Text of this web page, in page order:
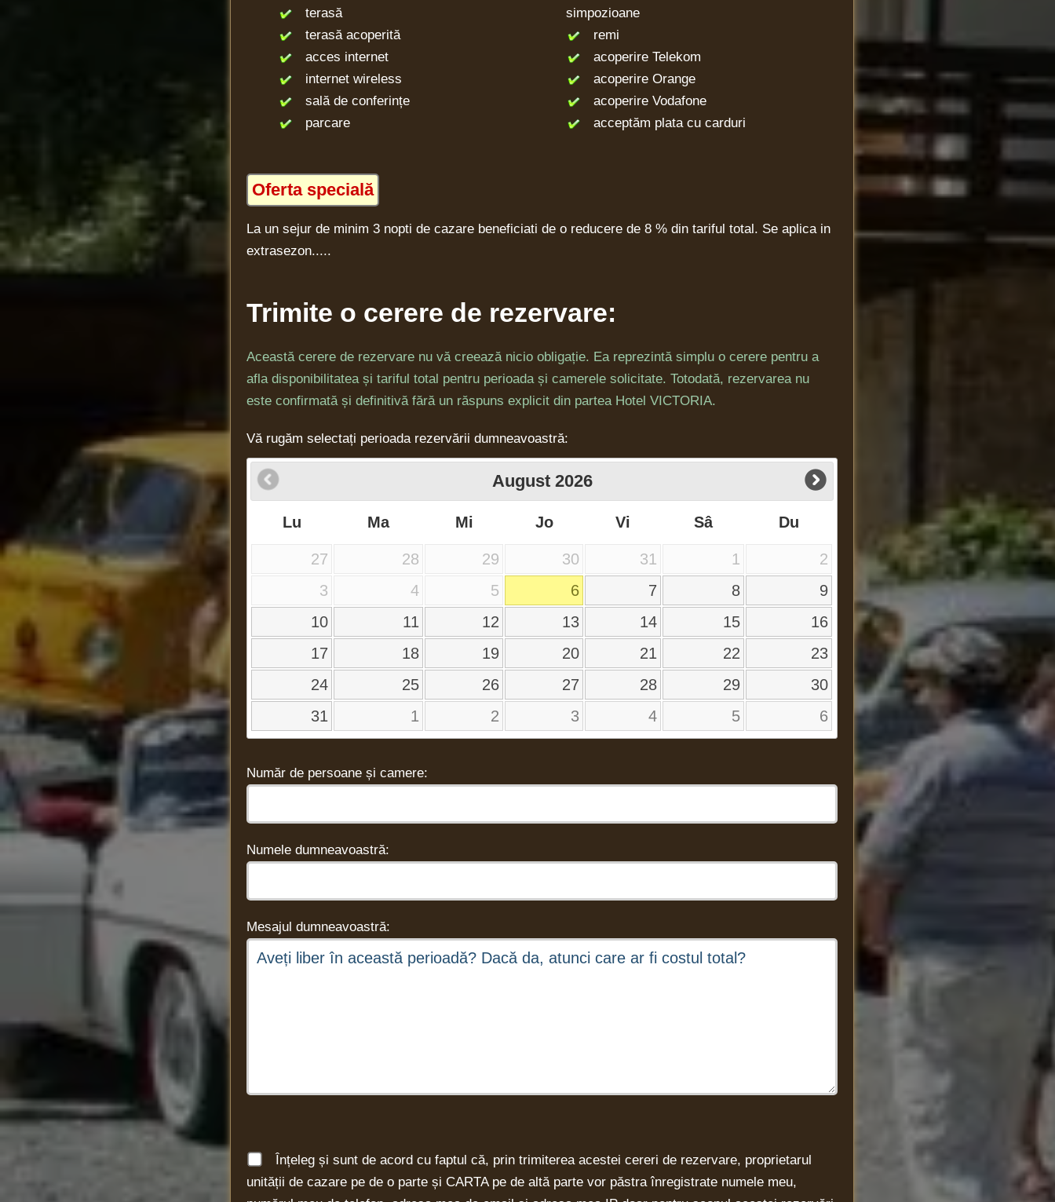
terasă
terasă acoperită
acces internet
internet wireless
sală de conferințe
parcare
simpozioane
remi
acoperire Telekom
acoperire Orange
acoperire Vodafone
acceptăm plata cu carduri
Oferta specială
La un sejur de minim 3 nopti de cazare beneficiati de o reducere de 8 % din tariful total. Se aplica in
extrasezon.....
Trimite o cerere de rezervare:
Această cerere de rezervare nu vă creează nicio obligație. Ea reprezintă simplu o cerere pentru a
afla disponibilitatea și tariful total pentru perioada și camerele solicitate. Totodată, rezervarea nu
este confirmată și definitivă fără un răspuns explicit din partea Hotel VICTORIA.
Vă rugăm selectați perioada rezervării dumneavoastră:
August 2026
Lu Ma Mi Jo Vi Sâ Du
27 28 29 30 31 1
2
3
4 5 6 7 8
9
10
11 12 13 14 15
16
17
18 19 20 21 22
23
24
25 26 27 28 29
30
31
1 2 3 4 5 6
Număr de persoane și camere:
Numele dumneavoastră:
Mesajul dumneavoastră:
Înțeleg și sunt de acord cu faptul că, prin trimiterea acestei cereri de rezervare, proprietarul
unității de cazare pe de o parte și CARTA pe de altă parte vor păstra înregistrate numele meu,